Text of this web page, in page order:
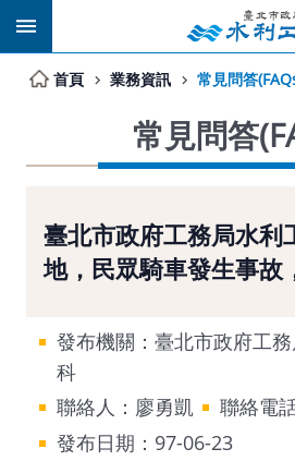
跳到主要內容區塊
首頁 業務資訊 常見問答
常見問答
臺北市政府工務局水利
地，民眾騎車發生事故
發布機關：臺北市政府工
科
聯絡人：廖勇凱
聯絡電
發布日期：97-06-23